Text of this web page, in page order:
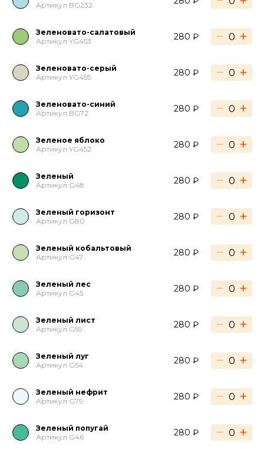
Артикул BG232
Зеленовато-салатовый
Артикул YG453
280 ₽ − +
Зеленовато-серый
Артикул YG455
280 ₽ − +
Зеленовато-синий
Артикул BG72
280 ₽ − +
Зеленое яблоко
Артикул YG452
280 ₽ − +
Зеленый
Артикул G48
280 ₽ − +
Зеленый горизонт
Артикул G80
280 ₽ − +
Зеленый кобальтовый
Артикул G47
280 ₽ − +
Зеленый лес
Артикул G45
280 ₽ − +
Зеленый лист
Артикул G59
280 ₽ − +
Зеленый луг
Артикул G54
280 ₽ − +
Зеленый нефрит
Артикул G79
280 ₽ − +
Зеленый попугай
Артикул G46
280 ₽ − +